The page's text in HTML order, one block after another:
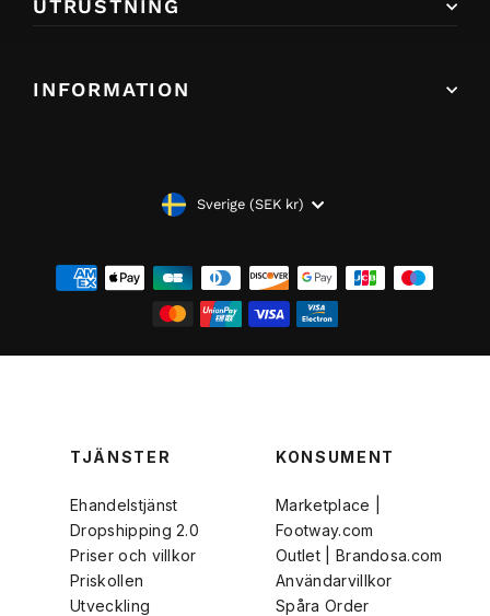
UTRUSTNING
INFORMATION
VALUTASverige (SEK kr)
TJÄNSTER
Ehandelstjänst
Dropshipping 2.0
Priser och villkor
Priskollen
Utveckling
KONSUMENT
Marketplace |
Footway.com
Outlet | Brandosa.com
Användarvillkor
Spåra Order